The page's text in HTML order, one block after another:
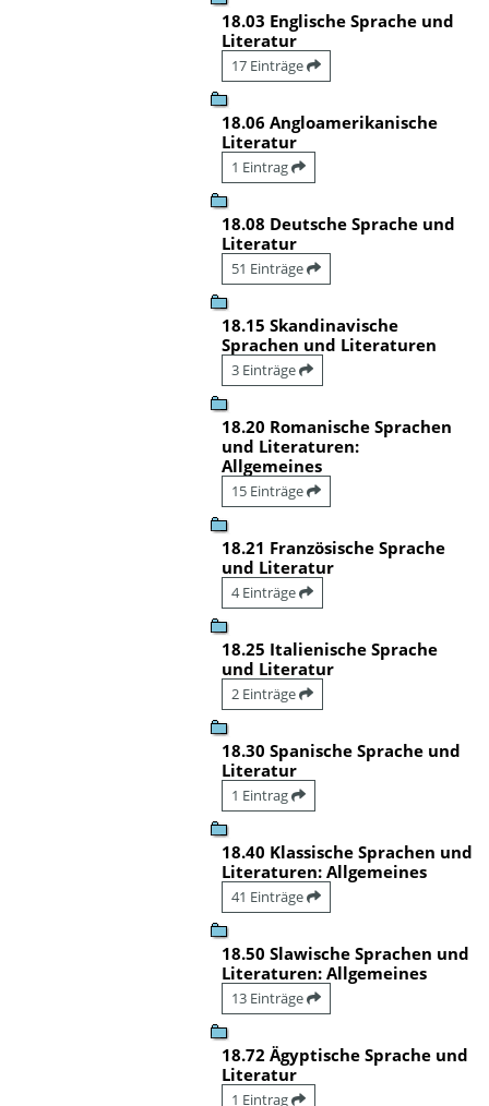
18.03 Englische Sprache und
Literatur
17 Einträge
18.06 Angloamerikanische
Literatur
1 Eintrag
18.08 Deutsche Sprache und
Literatur
51 Einträge
18.15 Skandinavische
Sprachen und Literaturen
3 Einträge
18.20 Romanische Sprachen
und Literaturen:
Allgemeines
15 Einträge
18.21 Französische Sprache
und Literatur
4 Einträge
18.25 Italienische Sprache
und Literatur
2 Einträge
18.30 Spanische Sprache und
Literatur
1 Eintrag
18.40 Klassische Sprachen und
Literaturen: Allgemeines
41 Einträge
18.50 Slawische Sprachen und
Literaturen: Allgemeines
13 Einträge
18.72 Ägyptische Sprache und
Literatur
1 Eintrag